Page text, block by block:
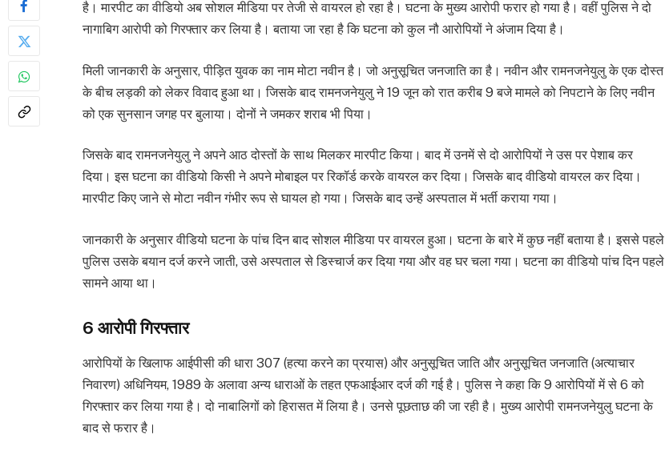
है। मारपीट का वीडियो अब सोशल मीडिया पर तेजी से वायरल हो रहा है। घटना के मुख्य आरोपी फरार हो गया है। वहीं पुलिस ने दो
नागाबिग आरोपी को गिरफ्तार कर लिया है। बताया जा रहा है कि घटना को कुल नौ आरोपियों ने अंजाम दिया है।
मिली जानकारी के अनुसार, पीड़ित युवक का नाम मोटा नवीन है। जो अनुसूचित जनजाति का है। नवीन और रामनजनेयुलु के एक दोस्त
के बीच लड़की को लेकर विवाद हुआ था। जिसके बाद रामनजनेयुलु ने 19 जून को रात करीब 9 बजे मामले को निपटाने के लिए नवीन
को एक सुनसान जगह पर बुलाया। दोनों ने जमकर शराब भी पिया।
जिसके बाद रामनजनेयुलु ने अपने आठ दोस्तों के साथ मिलकर मारपीट किया। बाद में उनमें से दो आरोपियों ने उस पर पेशाब कर
दिया। इस घटना का वी​डियो किसी ने अपने मोबाइल पर रिकॉर्ड करके वायरल कर दिया। जिसके बाद वीडियो वायरल कर दिया।
मारपीट किए जाने से मोटा नवीन गंभीर रूप से घायल हो गया। जिसके बाद उन्हें अस्पताल में भर्ती कराया गया।
जानकारी के अनुसार वीडियो घटना के पांच दिन बाद सोशल मीडिया पर वायरल हुआ। घटना के बारे में कुछ नहीं बताया है। इससे पहले
पुलिस उसके बयान दर्ज करने जाती, उसे अस्पताल से डिस्चार्ज कर दिया गया और वह घर चला गया। घटना का वीडियो पांच दिन पहले
सामने आया था।
6 आरोपी गिरफ्तार
आरोपियों के खिलाफ आईपीसी की धारा 307 (हत्या करने का प्रयास) और अनुसूचित जाति और अनुसूचित जनजाति (अत्याचार
निवारण) अधिनियम, 1989 के अलावा अन्य धाराओं के तहत एफआईआर दर्ज की गई है। पुलिस ने कहा कि 9 आरोपियों में से 6 को
गिरफ्तार कर लिया गया है। दो नाबालिगों को हिरासत में लिया है। उनसे पूछताछ की जा रही है। मुख्य आरोपी रामनजनेयुलु घटना के
बाद से फरार है।